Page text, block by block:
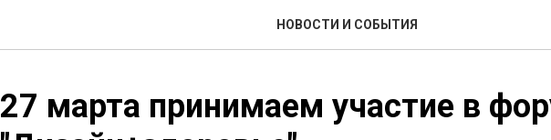
НОВОСТИ И СОБЫТИЯ
27 марта принимаем участие в